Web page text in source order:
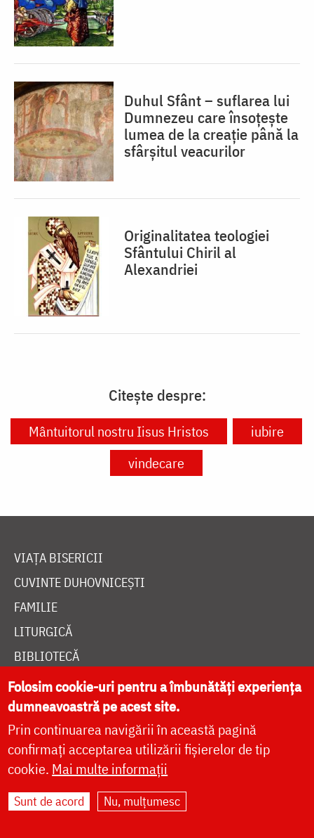
Duhul Sfânt – suflarea lui
Dumnezeu care însoțește
lumea de la creație până la
sfârșitul veacurilor
Originalitatea teologiei
Sfântului Chiril al
Alexandriei
Citește despre:
Mântuitorul nostru Iisus Hristos
iubire
vindecare
VIAȚA BISERICII
CUVINTE DUHOVNICEȘTI
FAMILIE
LITURGICĂ
BIBLIOTECĂ
ÎNTREABĂ PREOTUL
MEDIA
ȘTIRI
HRAMUL SFINTEI CUVIOASE PARASCHEVA
AUTORI
Folosim cookie-uri pentru a îmbunătăți experiența
dumneavoastră pe acest site.
Prin continuarea navigării în această pagină
confirmați acceptarea utilizării fișierelor de tip
cookie. Mai multe informații
Sunt de acord Nu, mulțumesc